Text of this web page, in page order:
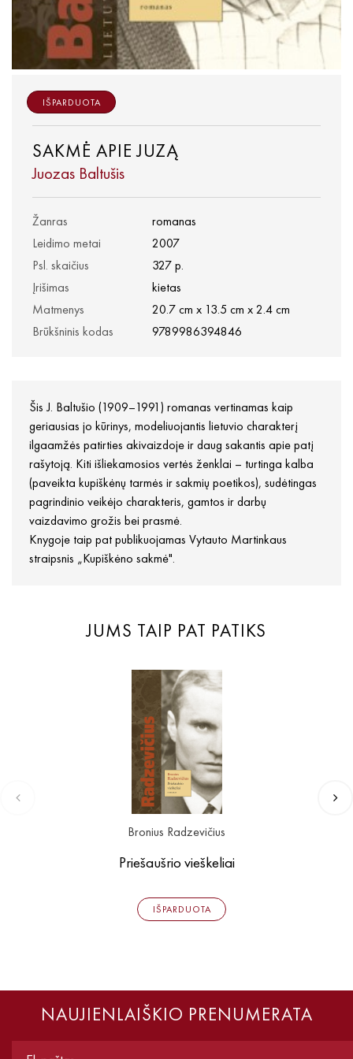
SAKMĖ APIE JUZĄ
Juozas Baltušis
Žanras
romanas
Leidimo metai
2007
Psl. skaičius
327 p.
Įrišimas
kietas
Matmenys
20.7 cm x 13.5 cm x 2.4 cm
Brūkšninis kodas
9789986394846
IŠPARDUOTA
Šis J. Baltušio (1909–1991) romanas vertinamas kaip
geriausias jo kūrinys, modeliuojantis lietuvio charakterį
ilgaamžės patirties akivaizdoje ir daug sakantis apie patį
rašytoją. Kiti išliekamosios vertės ženklai – turtinga kalba
(paveikta kupiškėnų tarmės ir sakmių poetikos), sudėtingas
pagrindinio veikėjo charakteris, gamtos ir darbų
vaizdavimo grožis bei prasmė.
Knygoje taip pat publikuojamas Vytauto Martinkaus
straipsnis „Kupiškėno sakmė".
JUMS TAIP PAT PATIKS
Bronius Radzevičius
Priešaušrio vieškeliai
IŠPARDUOTA
NAUJIENLAIŠKIO PRENUMERATA